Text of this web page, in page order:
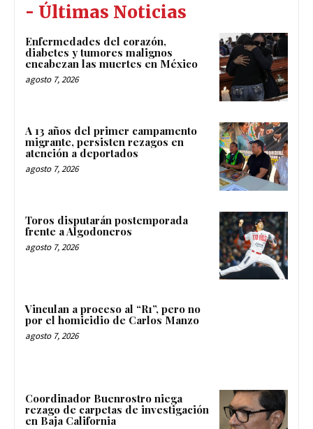
- Últimas Noticias
Enfermedades del corazón,
diabetes y tumores malignos
encabezan las muertes en México
agosto 7, 2026
A 13 años del primer campamento
migrante, persisten rezagos en
atención a deportados
agosto 7, 2026
Toros disputarán postemporada
frente a Algodoneros
agosto 7, 2026
Vinculan a proceso al “R1”, pero no
por el homicidio de Carlos Manzo
agosto 7, 2026
Coordinador Buenrostro niega
rezago de carpetas de investigación
en Baja California